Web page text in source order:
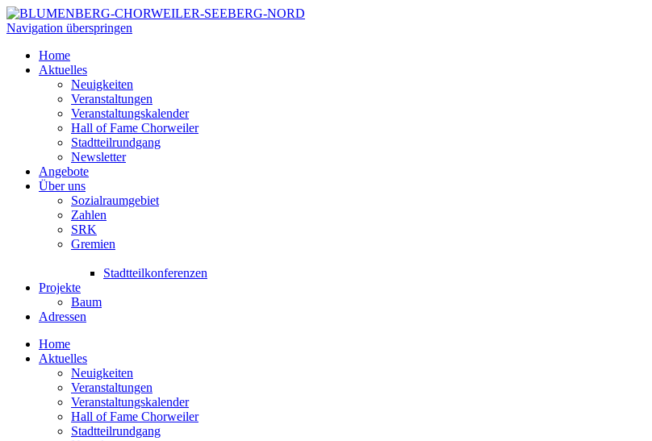
Navigation überspringen
Home
Aktuelles
Neuigkeiten
Veranstaltungen
Veranstaltungskalender
Hall of Fame Chorweiler
Stadtteilrundgang
Newsletter
Angebote
Über uns
Sozialraumgebiet
Zahlen
SRK
Gremien
Stadtteilkonferenzen
Projekte
Baum
Adressen
Home
Aktuelles
Neuigkeiten
Veranstaltungen
Veranstaltungskalender
Hall of Fame Chorweiler
Stadtteilrundgang